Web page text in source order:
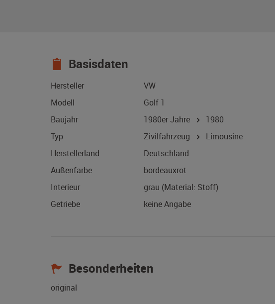
Basisdaten
Hersteller
VW
Modell
Golf 1
Baujahr
1980er Jahre
1980
Typ
Zivilfahrzeug
Limousine
Herstellerland
Deutschland
Außenfarbe
bordeauxrot
Interieur
grau (Material: Stoff)
Getriebe
keine Angabe
Besonderheiten
original